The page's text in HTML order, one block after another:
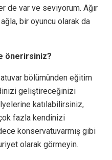
de var ve seviyorum. Ağır
bir oyuncu olarak da
önerirsiniz?
bölümünden eğitim
geliştireceğinizi
katılabilirsiniz,
fazla kendinizi
konservatuvarmış gibi
olarak görmeyin.